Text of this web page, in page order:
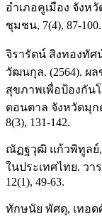
อำเภอคูเมือง จังห
ชุมชน, 7(4), 87-100.
จิรารัตน์ สิงทองทั
วัฒนกุล. (2564). ผ
สุขภาพเพื่อป้องกัน
ดอนตาล จังหวัดมุ
8(3), 131-142.
ณัฏฐวุฒิ แก้วพิทูลย์,
ในประเทศไทย. ว
12(1), 49-63.
ทักษนัย พัศดุ, เทอ